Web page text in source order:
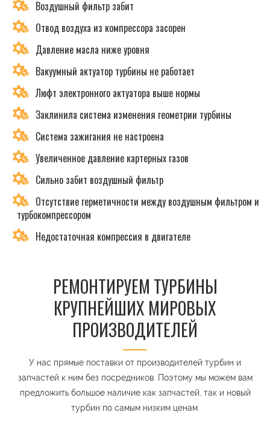
Воздушный фильтр забит
Отвод воздуха из компрессора засорен
Давление масла ниже уровня
Вакуумный актуатор турбины не работает
Люфт электронного актуатора выше нормы
Заклинила система изменения геометрии турбины
Система зажигания не настроена
Увеличенное давление картерных газов
Сильно забит воздушный фильтр
Отсутствие герметичности между воздушным фильтром и
турбокомпрессором
Недостаточная компрессия в двигателе
РЕМОНТИРУЕМ ТУРБИНЫ
КРУПНЕЙШИХ МИРОВЫХ
ПРОИЗВОДИТЕЛЕЙ
У нас прямые поставки от производителей турбин и
запчастей к ним без посредников. Поэтому мы можем вам
предложить большое наличие как запчастей, так и новый
турбин по самым низким ценам.